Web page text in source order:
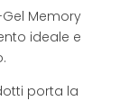
Memory
ideale e
porta la